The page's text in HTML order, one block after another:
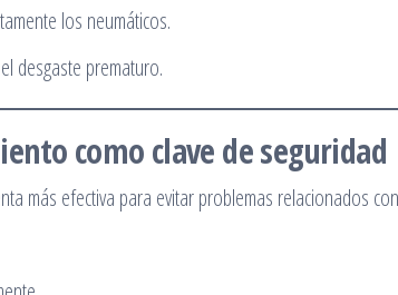
los neumáticos.
desgaste prematuro.
como clave de seguridad
más efectiva para evitar problemas relacionados